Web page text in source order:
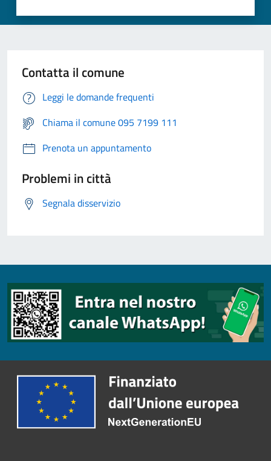
Contatta il comune
Leggi le domande frequenti
Chiama il comune 095 7199 111
Prenota un appuntamento
Problemi in città
Segnala disservizio